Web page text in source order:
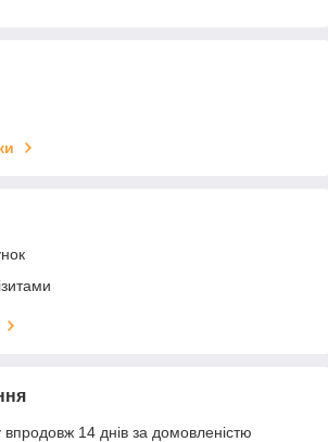
14 днів за домовленістю